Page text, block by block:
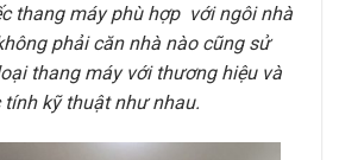
thang máy phù hợp với ngôi nhà
phải căn nhà nào cũng sử
thang máy với thương hiệu và
kỹ thuật như nhau.